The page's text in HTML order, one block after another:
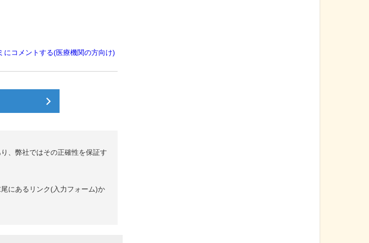
コメントする(医療機関の方向け)
、弊社ではその正確性を保証す
にあるリンク(入力フォーム)か